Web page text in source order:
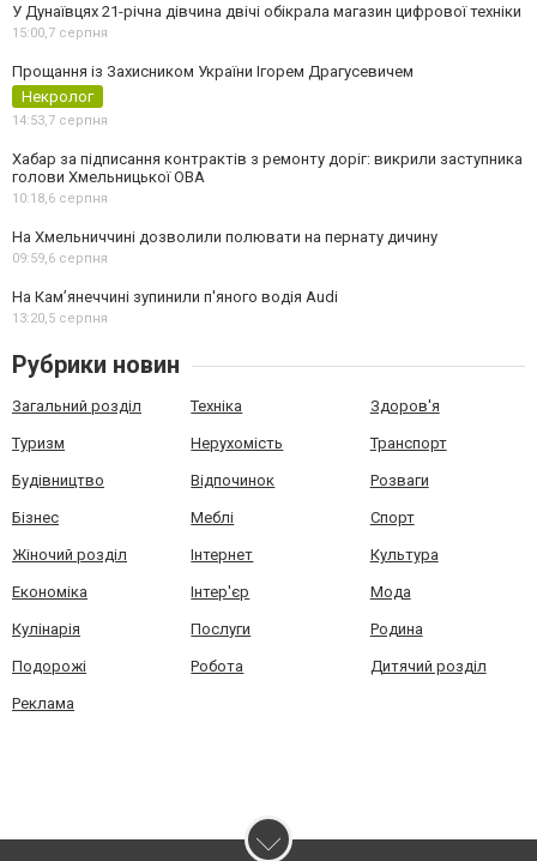
У Дунаївцях 21-річна дівчина двічі обікрала магазин цифрової техніки
15:00,7 серпня
Прощання із Захисником України Ігорем Драгусевичем
Некролог
14:53,7 серпня
Хабар за підписання контрактів з ремонту доріг: викрили заступника
голови Хмельницької ОВА
10:18,6 серпня
На Хмельниччині дозволили полювати на пернату дичину
09:59,6 серпня
На Камʼянеччині зупинили п'яного водія Audi
13:20,5 серпня
Рубрики новин
Загальний розділ Техніка Здоров'я
Туризм Нерухомість Транспорт
Будівництво Відпочинок Розваги
Бізнес Меблі Спорт
Жіночий розділ Інтернет Культура
Економіка Інтер'єр Мода
Кулінарія Послуги Родина
Подорожі Робота Дитячий розділ
Реклама